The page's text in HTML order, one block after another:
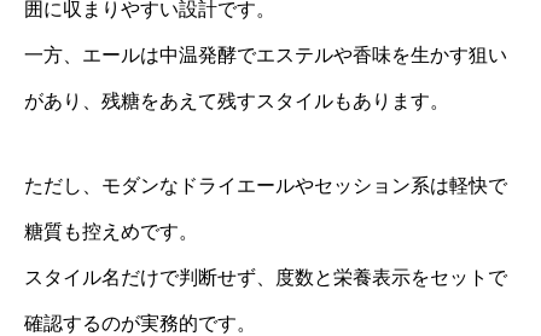
囲に収まりやすい設計です。
一方、エールは中温発酵でエステルや香味を生かす狙い
があり、残糖をあえて残すスタイルもあります。
ただし、モダンなドライエールやセッション系は軽快で
糖質も控えめです。
スタイル名だけで判断せず、度数と栄養表示をセットで
確認するのが実務的です。